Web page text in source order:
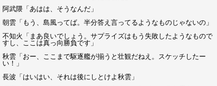
阿武隈「あはは、そうなんだ」
朝雲「もう、島風ってば。半分答え言ってるようなものじゃないの」
不知火「まあ良いでしょう。サプライズはもう失敗したようなもので
すし、ここは真っ向勝負です」
秋雲「おー、ここまで駆逐艦が揃うと壮観だねえ。スケッチしたー
い！」
長波「はいはい、それは後にしとけよ秋雲」